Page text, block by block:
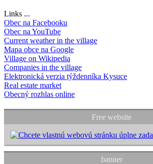
Links ...
Obec na Facebooku
Obec na YouTube
Current weather in the village
Mapa obce na Google
Village on Wikipedia
Companies in the village
Elektronická verzia týždenníka Kysuce
Real estate market
Obecný rozhlas online
Free website
banner